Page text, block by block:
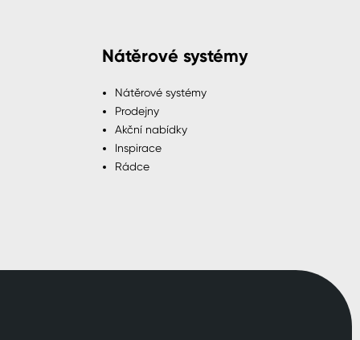
Nátěrové systémy
Nátěrové systémy
Prodejny
Akční nabídky
Inspirace
Rádce